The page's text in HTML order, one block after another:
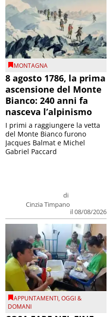
MONTAGNA
8 agosto 1786, la prima
ascensione del Monte
Bianco: 240 anni fa
nasceva l’alpinismo
di
Cinzia Timpano
il 08/08/2026
I primi a raggiungere la vetta
del Monte Bianco furono
Jacques Balmat e Michel
Gabriel Paccard
APPUNTAMENTI,OGGI &
DOMANI